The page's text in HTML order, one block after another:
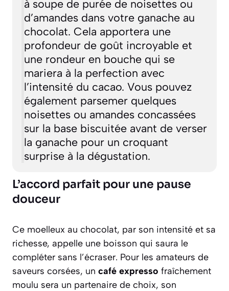
à soupe de purée de noisettes ou
d’amandes dans votre ganache au
chocolat. Cela apportera une
profondeur de goût incroyable et
une rondeur en bouche qui se
mariera à la perfection avec
l’intensité du cacao. Vous pouvez
également parsemer quelques
noisettes ou amandes concassées
sur la base biscuitée avant de verser
la ganache pour un croquant
surprise à la dégustation.
L’accord parfait pour une pause
douceur
Ce moelleux au chocolat, par son intensité et sa
richesse, appelle une boisson qui saura le
compléter sans l’écraser. Pour les amateurs de
saveurs corsées, un café expresso fraîchement
moulu sera un partenaire de choix, son